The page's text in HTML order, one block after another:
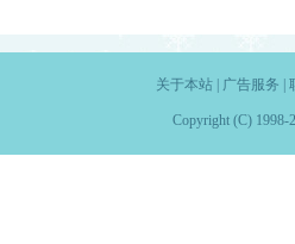
关于本站| 广告服务
Copyright (C) 1998-